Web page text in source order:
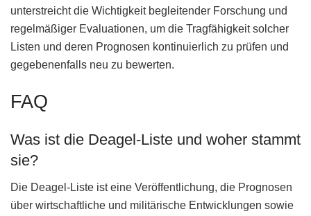
unterstreicht die Wichtigkeit begleitender Forschung und
regelmäßiger Evaluationen, um die Tragfähigkeit solcher
Listen und deren Prognosen kontinuierlich zu prüfen und
gegebenenfalls neu zu bewerten.
FAQ
Was ist die Deagel-Liste und woher stammt
sie?
Die Deagel-Liste ist eine Veröffentlichung, die Prognosen
über wirtschaftliche und militärische Entwicklungen sowie